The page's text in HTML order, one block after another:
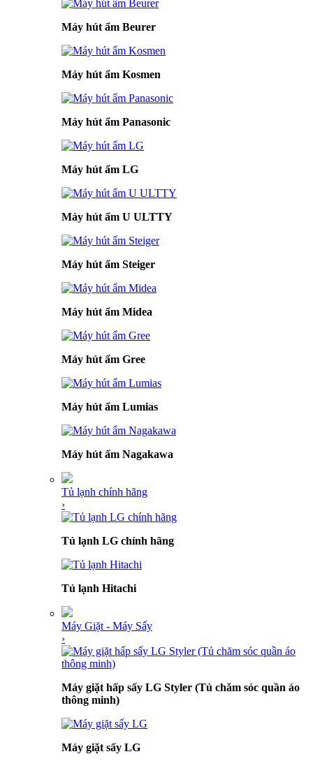
Máy hút ẩm Beurer
Máy hút ẩm Kosmen
Máy hút ẩm Panasonic
Máy hút ẩm LG
Máy hút ẩm U ULTTY
Máy hút ẩm Steiger
Máy hút ẩm Midea
Máy hút ẩm Gree
Máy hút ẩm Lumias
Máy hút ẩm Nagakawa
Tủ lạnh chính hãng
›
Tủ lạnh LG chính hãng
Tủ lạnh Hitachi
Máy Giặt - Máy Sấy
›
Máy giặt hấp sấy LG Styler (Tủ chăm sóc quần áo
thông minh)
Máy giặt sấy LG